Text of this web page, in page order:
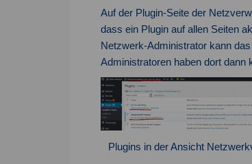
Auf der Plugin-Seite der
dass ein Plugin auf allen Seiten
Netzwerk-Administrator kann
Administratoren haben dort dann
Plugins in der Ansicht